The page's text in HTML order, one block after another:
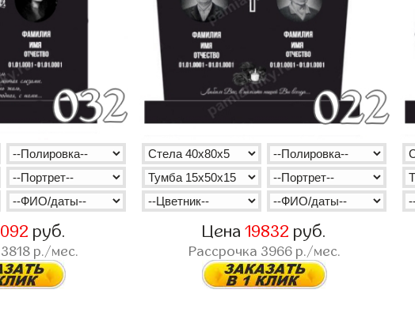
руб.
3818р./мес.
Цена19832 руб.
Рассрочка 3966р./мес.